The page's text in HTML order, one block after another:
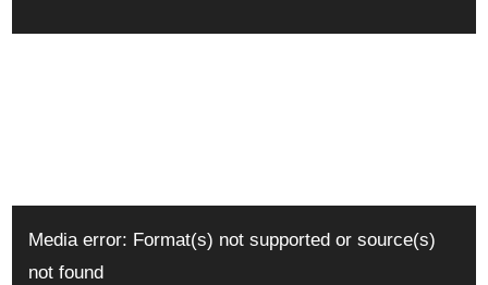
Media error: Format(s) not supported or source(s)
not found